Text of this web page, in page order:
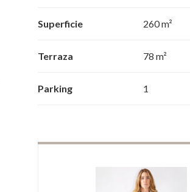
Superficie 260 m²
Terraza 78 m²
Parking 1